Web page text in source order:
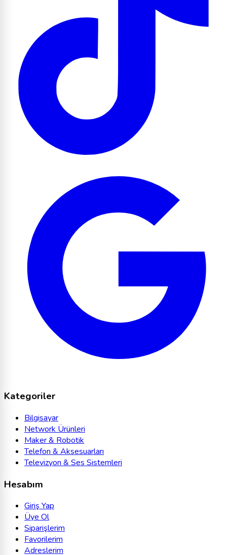
Kategoriler
Bilgisayar
Network Ürünleri
Maker & Robotik
Telefon & Aksesuarları
Televizyon & Ses Sistemleri
Hesabım
Giriş Yap
Üye Ol
Siparişlerim
Favorilerim
Adreslerim